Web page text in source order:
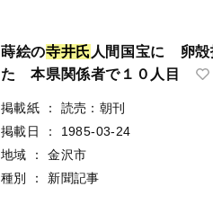
蒔絵の寺井氏 人間国宝に 卵殻
た 本県関係者で１０人目
掲載紙 ：
読売：朝刊
掲載日
：
1985-03-24
地域
：
金沢市
種別
： 新聞記事